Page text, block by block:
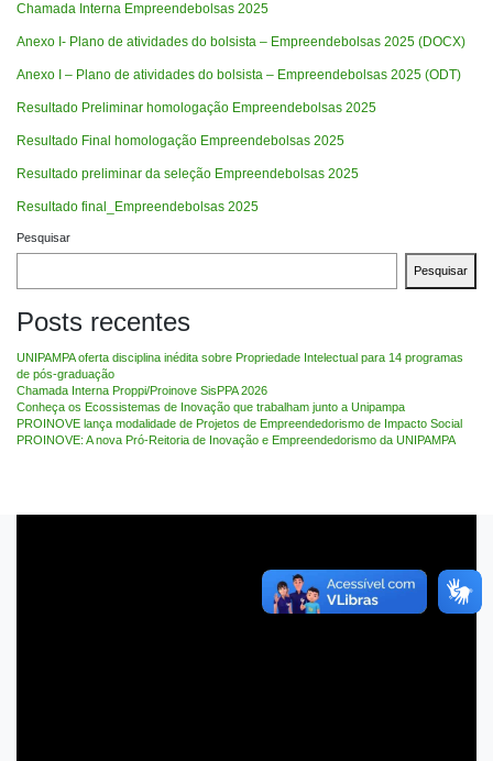
Chamada Interna Empreendebolsas 2025
Anexo I- Plano de atividades do bolsista – Empreendebolsas 2025 (DOCX)
Anexo I – Plano de atividades do bolsista – Empreendebolsas 2025 (ODT)
Resultado Preliminar homologação Empreendebolsas 2025
Resultado Final homologação Empreendebolsas 2025
Resultado preliminar da seleção Empreendebolsas 2025
Resultado final_Empreendebolsas 2025
Pesquisar
Pesquisar
Posts recentes
UNIPAMPA oferta disciplina inédita sobre Propriedade Intelectual para 14 programas
de pós-graduação
Chamada Interna Proppi/Proinove SisPPA 2026
Conheça os Ecossistemas de Inovação que trabalham junto a Unipampa
PROINOVE lança modalidade de Projetos de Empreendedorismo de Impacto Social
PROINOVE: A nova Pró-Reitoria de Inovação e Empreendedorismo da UNIPAMPA